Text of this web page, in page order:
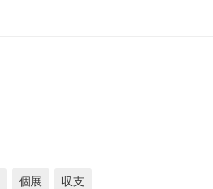
個展 収支